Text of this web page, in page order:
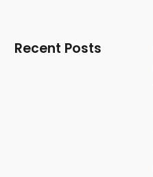
Recent Posts